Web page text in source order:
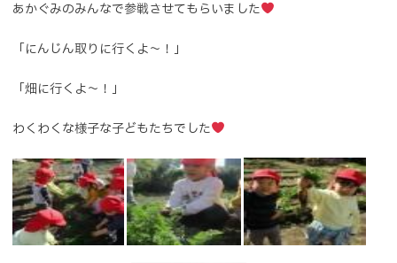
あかぐみのみんなで参戦させてもらいました
「にんじん取りに行くよ～！」
「畑に行くよ～！」
わくわくな様子な子どもたちでした